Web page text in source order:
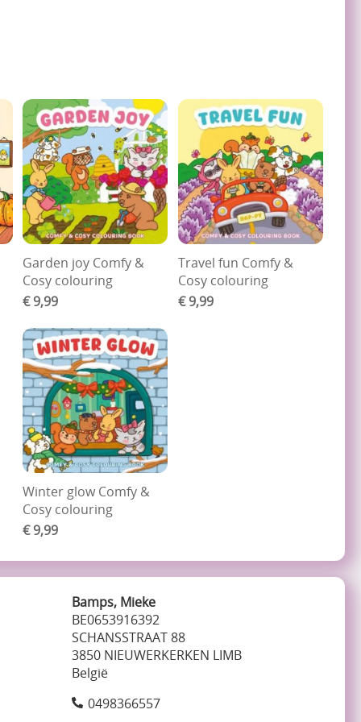
Garden joy Comfy &
Cosy colouring
€ 9,99
Travel fun Comfy &
Cosy colouring
€ 9,99
Winter glow Comfy &
Cosy colouring
€ 9,99
Bamps, Mieke
BE0653916392
SCHANSSTRAAT 88
3850 NIEUWERKERKEN LIMB
België
0498366557